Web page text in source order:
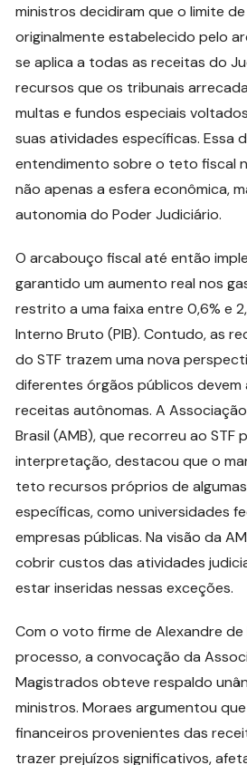
ministros decidiram que o limite
originalmente estabelecido pelo
se aplica a todas as receitas do
recursos que os tribunais
multas e fundos especiais
suas atividades específicas. Essa
entendimento sobre o teto fiscal
não apenas a esfera econômica,
autonomia do Poder Judiciário.
O arcabouço fiscal até então
garantido um aumento real nos
restrito a uma faixa entre 0,6% e
Interno Bruto (PIB). Contudo, as
do STF trazem uma nova
diferentes órgãos públicos devem
receitas autônomas. A
Brasil (AMB), que recorreu ao STF
interpretação, destacou que o
teto recursos próprios de
específicas, como universidades
empresas públicas. Na visão da
cobrir custos das atividades
estar inseridas nessas exceções.
Com o voto firme de Alexandre
processo, a convocação da
Magistrados obteve respaldo
ministros. Moraes argumentou
financeiros provenientes das
trazer prejuízos significativos,